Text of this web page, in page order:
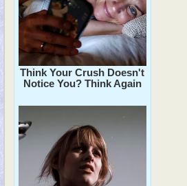
Think Your Crush Doesn't
Notice You? Think Again